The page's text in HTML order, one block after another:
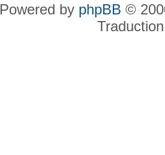
Powered by phpBB ©